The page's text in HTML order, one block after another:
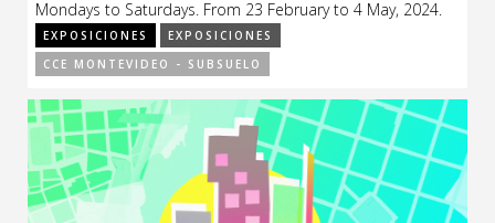
CCE en el interior/libros
Espacio itinerante de lectura infantil
Exposiciones
Formación
Género y Diversidad
Infantil y Juvenil
Mondays to Saturdays. From 23 February to 4 May, 2024.
EXPOSICIONES
EXPOSICIONES
CCE MONTEVIDEO - SUBSUELO